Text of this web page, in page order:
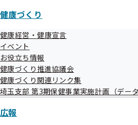
健康づくり
健康経営・健康宣言
イベント
お役立ち情報
健康づくり推進協議会
健康づくり関連リンク集
埼玉支部 第3期保健事業実施計画（デー
広報
資料2-3 第2期埼玉支部データヘ
資料2-4 糖尿病等重症化予防対
ついて
資料3-1 令和4年度埼玉支部事
資料3-2 令和4年度支部保険者機